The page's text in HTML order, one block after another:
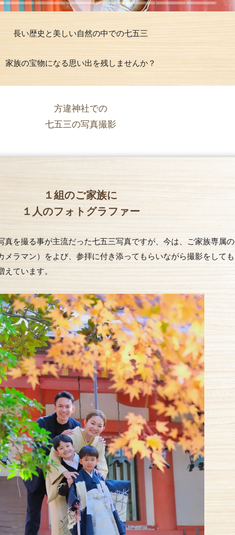
長い歴史と美しい自然の中での七五三
家族の宝物になる思い出を残しませんか？
方違神社での
七五三の写真撮影
１組のご家族に
１人のフォトグラファー
真を撮る事が主流だった七五三写真ですが、今は、ご家族専属の
メラマン）をよび、参拝に付き添ってもらいながら撮影をしても
えています。